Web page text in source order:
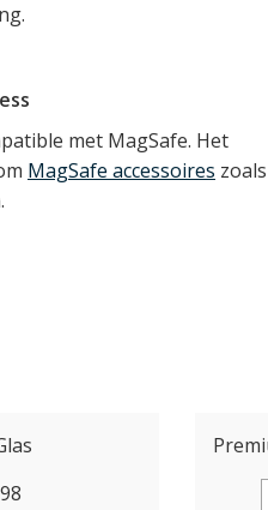
met MagSafe. Het
MagSafe accessoires zoals
licht van gewicht en
is, waardoor het een zeer
klein opstaand randje rond